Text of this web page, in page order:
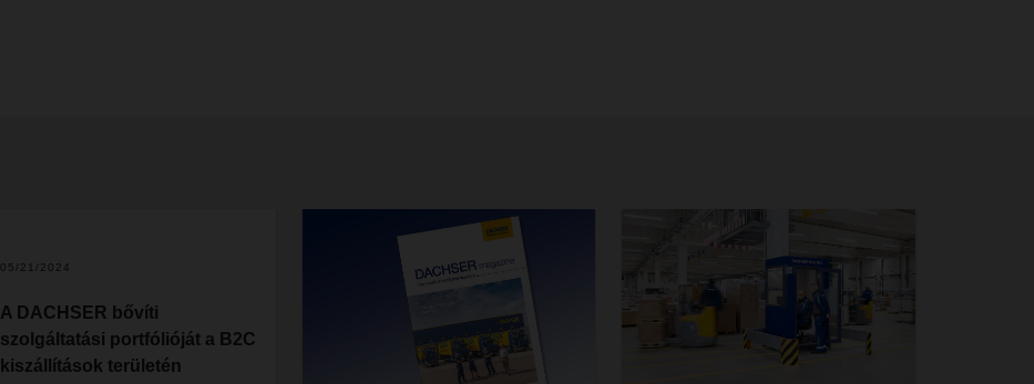
05/21/2024
A DACHSER bővíti
szolgáltatási portfólióját a B2C
kiszállítások területén